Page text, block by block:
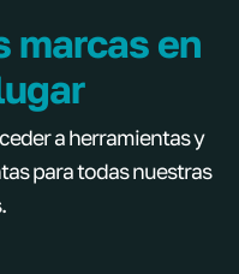
marcas en
a herramientas y
para todas nuestras